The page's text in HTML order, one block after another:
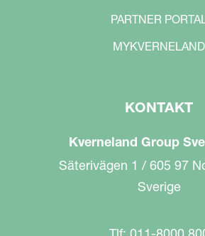
PARTNER
MYKVERNELAND
KONTAKT
Kverneland Group
Säterivägen 1 / 605 97
Sverige